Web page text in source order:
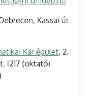
Kassai út
Kar épület, 2.
I217 (oktatói